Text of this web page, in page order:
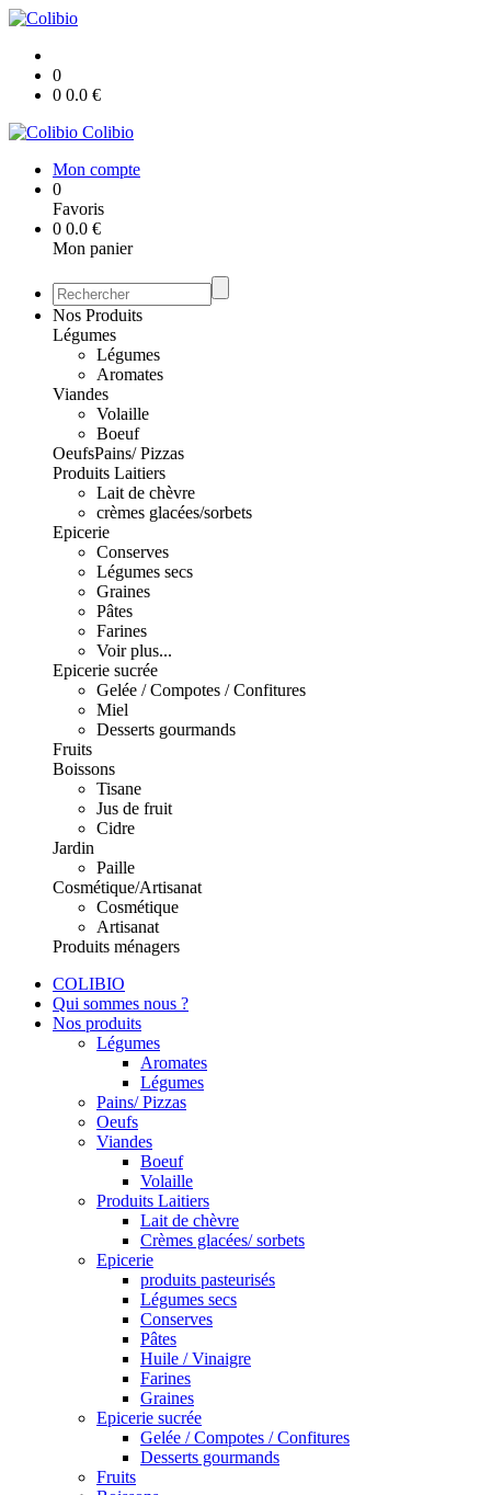
0
0 0.0 €
Colibio
Mon compte
0
Favoris
0 0.0 €
Mon panier
Nos Produits
Légumes
Légumes
Aromates
Viandes
Volaille
Boeuf
OeufsPains/ Pizzas
Produits Laitiers
Lait de chèvre
crèmes glacées/sorbets
Epicerie
Conserves
Légumes secs
Graines
Pâtes
Farines
Voir plus...
Epicerie sucrée
Gelée / Compotes / Confitures
Miel
Desserts gourmands
Fruits
Boissons
Tisane
Jus de fruit
Cidre
Jardin
Paille
Cosmétique/Artisanat
Cosmétique
Artisanat
Produits ménagers
COLIBIO
Qui sommes nous ?
Nos produits
Légumes
Aromates
Légumes
Pains/ Pizzas
Oeufs
Viandes
Boeuf
Volaille
Produits Laitiers
Lait de chèvre
Crèmes glacées/ sorbets
Epicerie
produits pasteurisés
Légumes secs
Conserves
Pâtes
Huile / Vinaigre
Farines
Graines
Epicerie sucrée
Gelée / Compotes / Confitures
Desserts gourmands
Fruits